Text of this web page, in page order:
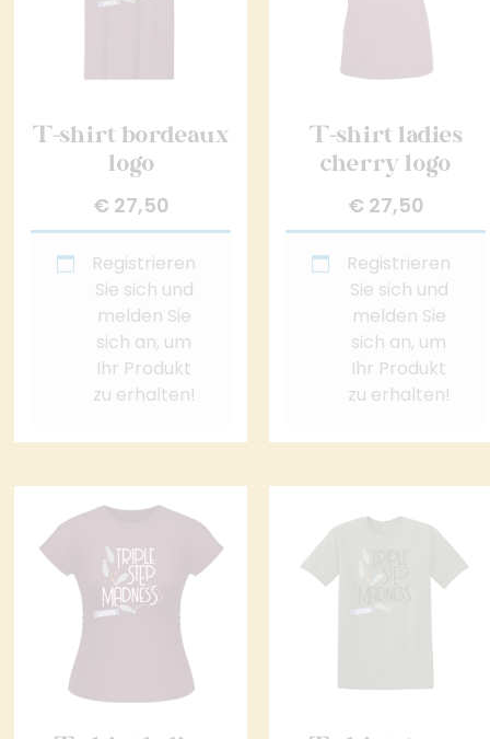
T-shirt bordeaux
logo
€ 27,50
Registrieren
Sie sich und
melden Sie
sich an, um
Ihr Produkt
zu erhalten!
T-shirt ladies
cherry logo
€ 27,50
Registrieren
Sie sich und
melden Sie
sich an, um
Ihr Produkt
zu erhalten!